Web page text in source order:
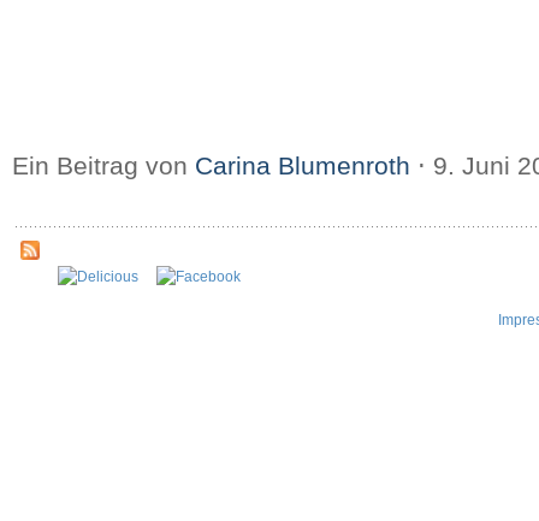
Ein Beitrag von Carina Blumenroth ⋅ 9. Juni